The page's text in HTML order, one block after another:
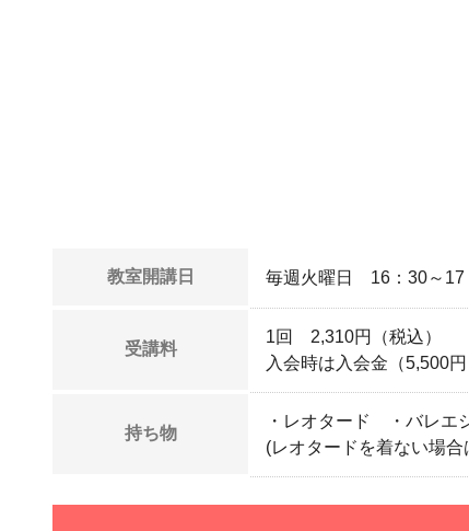
教室開講日 毎週火曜日 16：30～17
受講料
1回 2,310円（税込）
入会時は入会金（5,500
持ち物
・レオタード ・バレエ
(レオタードを着ない場